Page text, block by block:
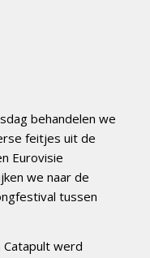
behandelen we
feitjes uit de
Eurovisie
we naar de
tussen
werd